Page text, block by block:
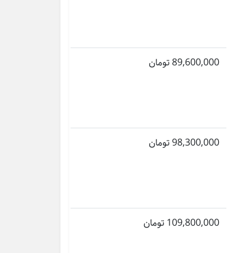
89,600,000 تومان
98,300,000 تومان
109,800,000 تومان